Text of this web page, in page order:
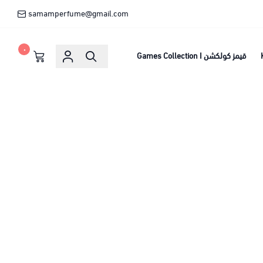
samamperfume@gmail.com
قيمز كولكشن Games Collection I
٠